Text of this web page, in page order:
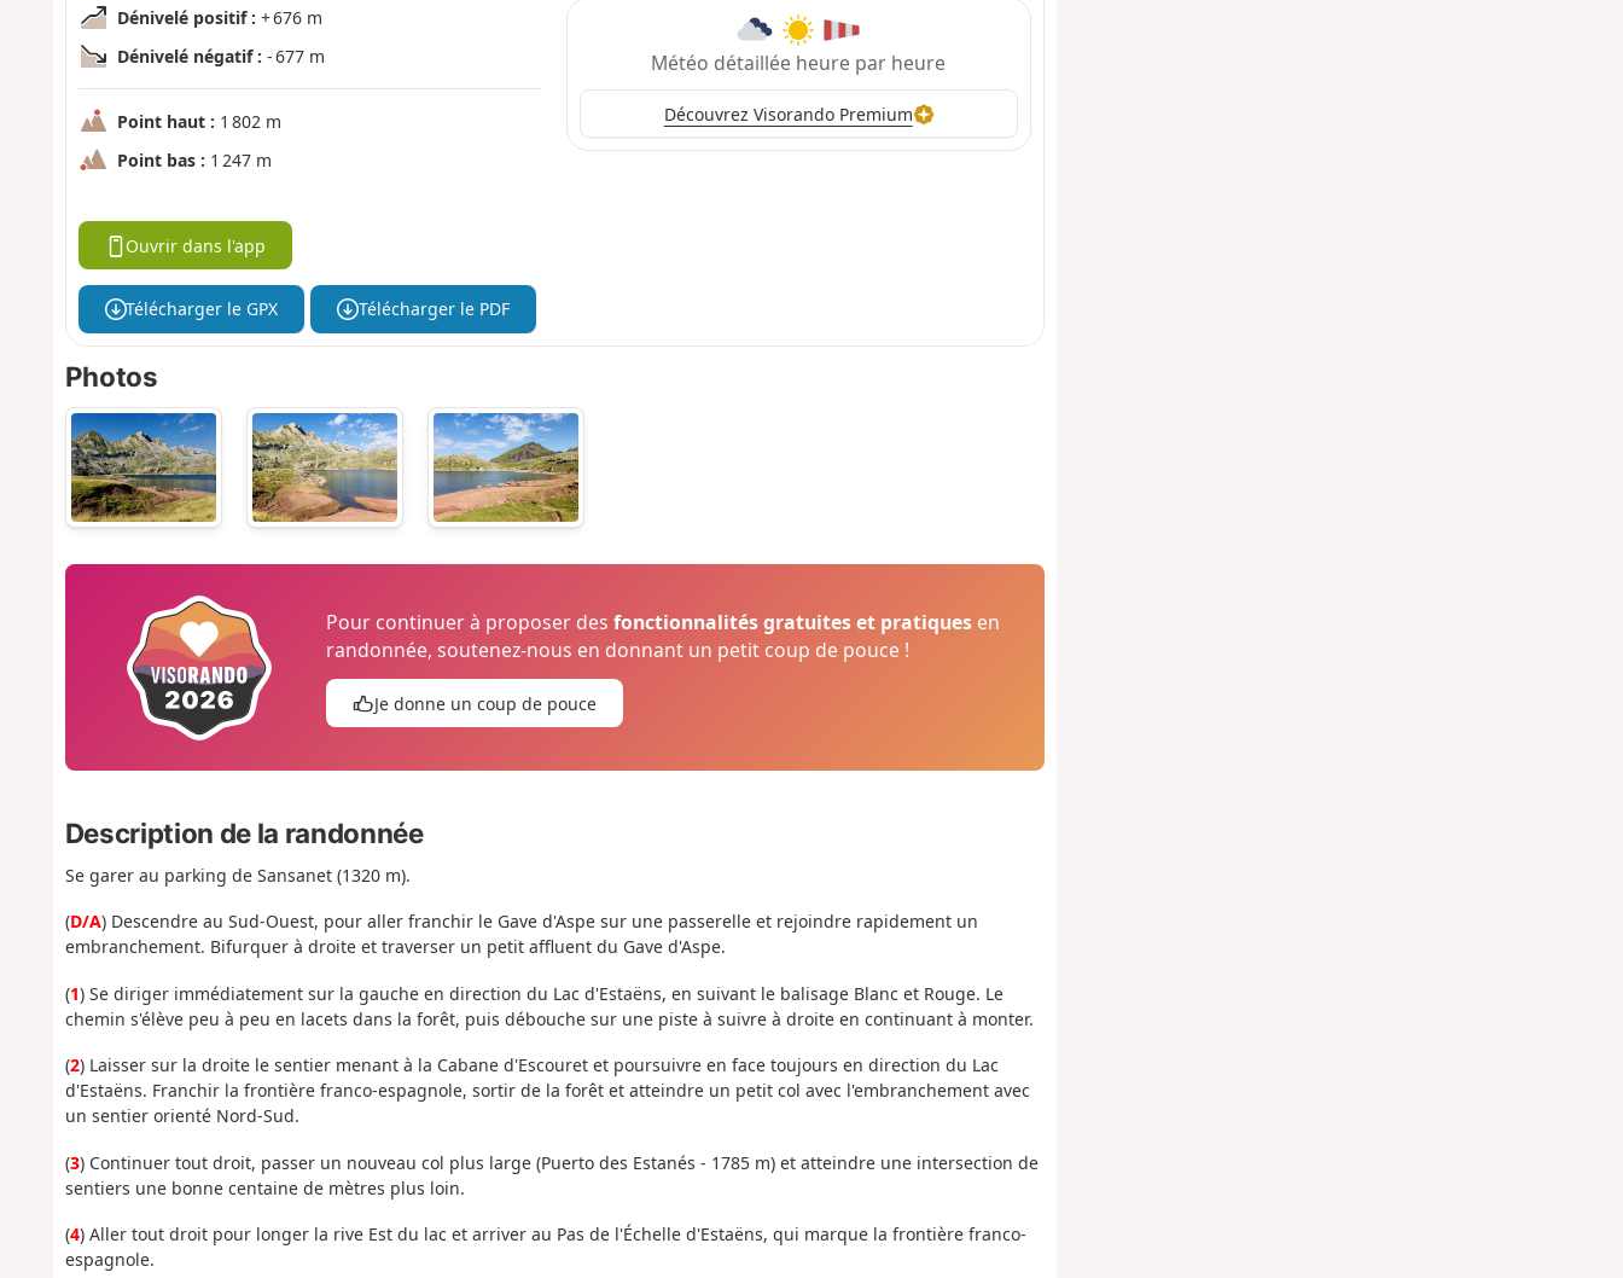
Dénivelé positif : + 676 m
Dénivelé négatif : - 677 m
Point haut : 1 802 m
Point bas : 1 247 m
Météo détaillée heure par heure
Découvrez Visorando Premium
Ouvrir dans l'app
Télécharger le GPX Télécharger le PDF
Photos
Pour continuer à proposer desfonctionnalités gratuites et pratiques en
randonnée, soutenez-nous en donnant un petit coup de pouce !
Je donne un coup de pouce
Description de la randonnée
Se garer au parking de Sansanet (1320 m).
(D/A) Descendre au Sud-Ouest, pour aller franchir le Gave d'Aspe sur une passerelle et rejoindre rapidement un
embranchement. Bifurquer à droite et traverser un petit affluent du Gave d'Aspe.
(1) Se diriger immédiatement sur la gauche en direction du Lac d'Estaëns, en suivant le balisage Blanc et Rouge. Le
chemin s'élève peu à peu en lacets dans la forêt, puis débouche sur une piste à suivre à droite en continuant à monter.
(2) Laisser sur la droite le sentier menant à la Cabane d'Escouret et poursuivre en face toujours en direction du Lac
d'Estaëns. Franchir la frontière franco-espagnole, sortir de la forêt et atteindre un petit col avec l'embranchement avec
un sentier orienté Nord-Sud.
(3) Continuer tout droit, passer un nouveau col plus large (Puerto des Estanés - 1785 m) et atteindre une intersection de
sentiers une bonne centaine de mètres plus loin.
(4) Aller tout droit pour longer la rive Est du lac et arriver au Pas de l'Échelle d'Estaëns, qui marque la frontière franco-
espagnole.